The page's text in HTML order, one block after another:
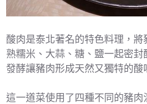
酸肉是泰北著名的特色料理，將
熟糯米、大蒜、糖、鹽一起密封
發酵讓豬肉形成天然又獨特的酸
這一道菜使用了四種不同的豬肉